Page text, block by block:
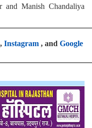
and Manish Chandaliya
Instagram, and Google